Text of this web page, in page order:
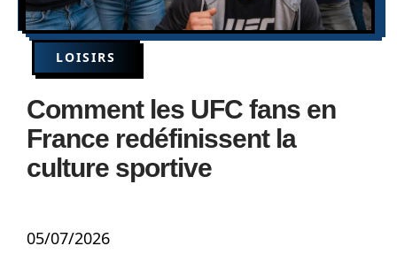
LOISIRS
Comment les UFC fans en
France redéfinissent la
culture sportive
05/07/2026